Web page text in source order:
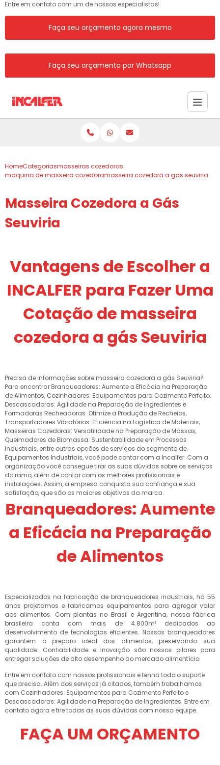
Entre em contato com um de nossos especialistas!
Faça seu orçamento agora mesmo
Faça seu orçamento por Whatsapp
HomeCategoriasmasseiras cozedoras
maquina de masseira cozedoramasseira cozedora a gas seuviria
Masseira Cozedora a Gás
Seuviria
Vantagens de Escolher a
INCALFER para Fazer Uma
Cotação de masseira
cozedora a gás Seuviria
Precisa de informações sobre masseira cozedora a gás Seuviria?
Para encontrar Branqueadores: Aumente a Eficácia na Preparação
de Alimentos, Cozinhadores: Equipamentos para Cozimento Perfeito,
Descascadoras: Agilidade na Preparação de Ingredientes e
Formadoras Recheadoras: Otimize a Produção de Recheios,
Transportadores Vibratórios: Eficiência na Logística de Materiais,
Masseiras Cozedoras: Versatilidade na Preparação de Massas,
Queimadores de Biomassa: Sustentabilidade em Processos
Industriais, entre outras opções de serviços do segmento de
Equipamentos Industriais, você pode contar com a Incalfer. Com a
organização você consegue tirar as suas dúvidas sobre os serviços
do ramo, além de contar com os melhores profissionais e
instalações. Assim, a empresa conquista sua confiança e sua
satisfação, que são os maiores objetivos da marca.
Branqueadores: Aumente
a Eficácia na Preparação
de Alimentos
Especializados na fabricação de branqueadores industriais, há 55
anos projetamos e fabricamos equipamentos para agregar valor
aos alimentos. Com plantas no Brasil e Argentina, nossa fábrica
brasileira conta com mais de 4.800m² dedicados ao
desenvolvimento de tecnologias eficientes. Nossos branqueadores
garantem o preparo ideal dos alimentos, preservando sua
qualidade. Confiabilidade e inovação são nossos pilares para
entregar soluções de alto desempenho ao mercado alimentício.
Entre em contato com nossos profissionais e tenha todo o suporte
que precisa. Além dos serviços já citados, também trabalhamos
com Cozinhadores: Equipamentos para Cozimento Perfeito e
Descascadoras: Agilidade na Preparação de Ingredientes. Entre em
contato agora e tire todas as suas dúvidas com nossa equipe.
FAÇA UM ORÇAMENTO